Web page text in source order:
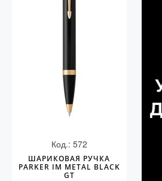
Код.: 572
ШАРИКОВАЯ РУЧКА
PARKER IM METAL BLACK
GT